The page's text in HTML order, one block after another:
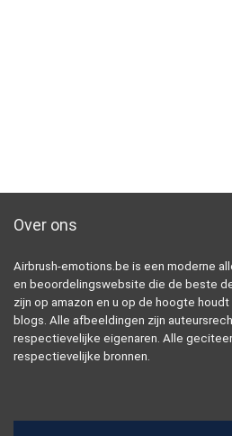
Over ons
Airbrush-emotions.be is een moderne
en beoordelingswebsite die de beste
zijn op amazon en u op de hoogte
blogs. Alle afbeeldingen zijn
respectievelijke eigenaren. Alle
respectievelijke bronnen.